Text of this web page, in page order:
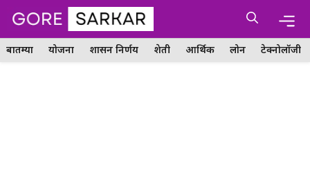
Skip
content
बातम्या योजना शासन निर्णय शेती आर्थिक लोन टेक्नोलॉजी